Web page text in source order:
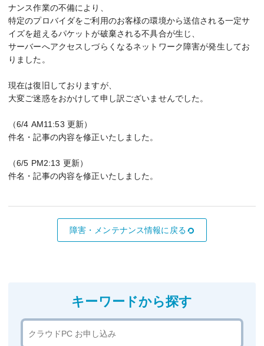
ナンス作業の不備により、
特定のプロバイダをご利用のお客様の環境から送信される一定サ
イズを超えるパケットが破棄される不具合が生じ、
サーバーへアクセスしづらくなるネットワーク障害が発生してお
りました。
現在は復旧しておりますが、
大変ご迷惑をおかけして申し訳ございませんでした。
（6/4 AM11:53 更新）
件名・記事の内容を修正いたしました。
（6/5 PM2:13 更新）
件名・記事の内容を修正いたしました。
障害・メンテナンス情報に戻る
キーワードから探す